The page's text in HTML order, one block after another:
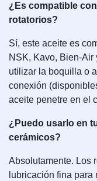
¿Es compatible
rotatorios?
Sí, este aceite es
NSK, Kavo, Bien-Air
utilizar la boquilla o
conexión
aceite penetre en el
¿Puedo usarlo en
cerámicos?
Absolutamente. Los
lubricación fina para